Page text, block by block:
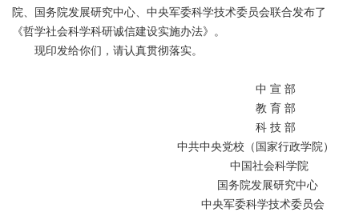
院、国务院发展研究中心、中央军委科学技术委员会联合发布了
《哲学社会科学科研诚信建设实施办法》。
现印发给你们，请认真贯彻落实。
中 宣 部
教 育 部
科 技 部
中共中央党校（国家行政学院）
中国社会科学院
国务院发展研究中心
中央军委科学技术委员会